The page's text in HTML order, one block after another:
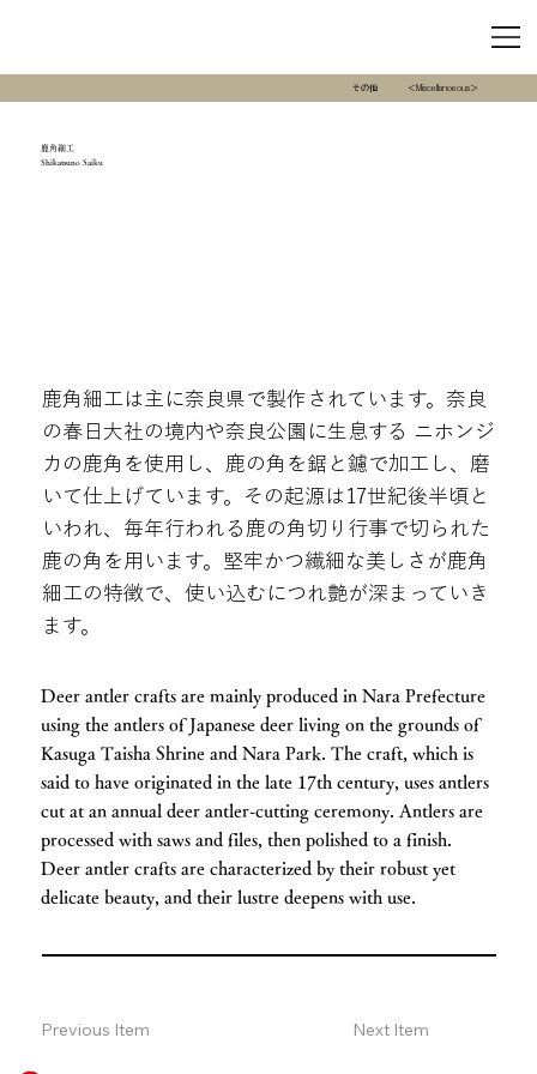
その他 ＜Miscellanoeous＞
鹿角細工
Shikatsuno Saiku
鹿角細工は主に奈良県で製作されています。奈良
の春日大社の境内や奈良公園に生息する ニホンジ
カの鹿角を使用し、鹿の角を鋸と鑢で加工し、磨
いて仕上げています。その起源は17世紀後半頃と
いわれ、毎年行われる鹿の角切り行事で切られた
鹿の角を用います。堅牢かつ繊細な美しさが鹿角
細工の特徴で、使い込むにつれ艶が深まっていき
ます。
Deer antler crafts are mainly produced in Nara Prefecture
using the antlers of Japanese deer living on the grounds of
Kasuga Taisha Shrine and Nara Park. The craft, which is
said to have originated in the late 17th century, uses antlers
cut at an annual deer antler-cutting ceremony. Antlers are
processed with saws and files, then polished to a finish.
Deer antler crafts are characterized by their robust yet
delicate beauty, and their lustre deepens with use.
Previous Item Next Item